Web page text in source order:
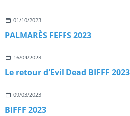
01/10/2023
PALMARÈS FEFFS 2023
16/04/2023
Le retour d'Evil Dead BIFFF 2023
09/03/2023
BIFFF 2023